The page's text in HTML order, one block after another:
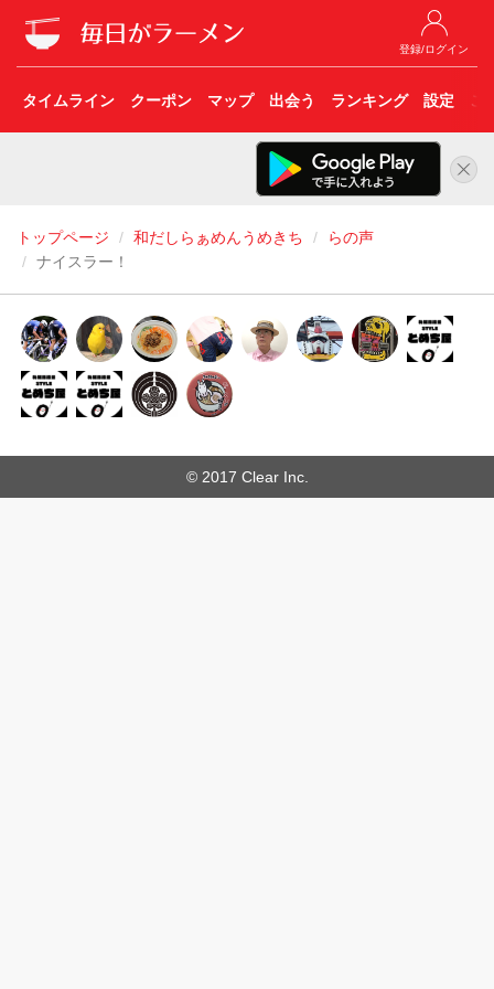
登録/ログイン
タイムライン クーポン マップ 出会う ランキング 設定 こ
トップページ 和だしらぁめんうめきち
らの声
ナイスラー！
© 2017 Clear Inc.